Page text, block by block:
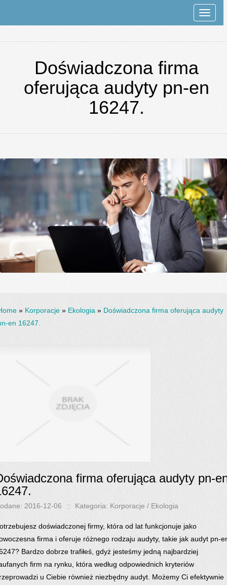
Rozwiń
Doświadczona firma
oferująca audyty pn-en
16247.
» Korporacje » Ekologia » Doświadczona firma oferująca audyty
en 16247.
firma oferująca audyty pn-
2016-12-06 :: Kategoria: Korporacje / Ekologia
doświadczonej firmy, która od lat funkcjonuje jako
firma i oferuje różnego rodzaju audyty, takie jak audyt pn-
Bardzo dobrze trafiłeś, gdyż jesteśmy jedną najbardziej
firm na rynku, która według odpowiednich kryteriów
u Ciebie również niezbędny audyt. Możemy Ci efektywnie